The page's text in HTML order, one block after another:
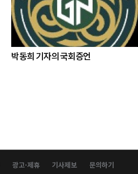
박동희 기자의 국회증언
광고·제휴 기사제보 문의하기